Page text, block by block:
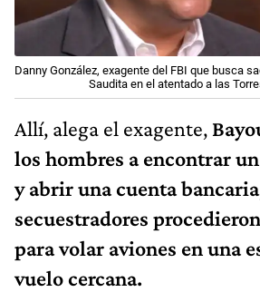
Danny González, exagente del FBI que busca
Saudita en el atentado a las
Allí, alega el exagente,
los hombres a encontrar
y abrir una cuenta
secuestradores
para volar aviones en una
vuelo cercana.